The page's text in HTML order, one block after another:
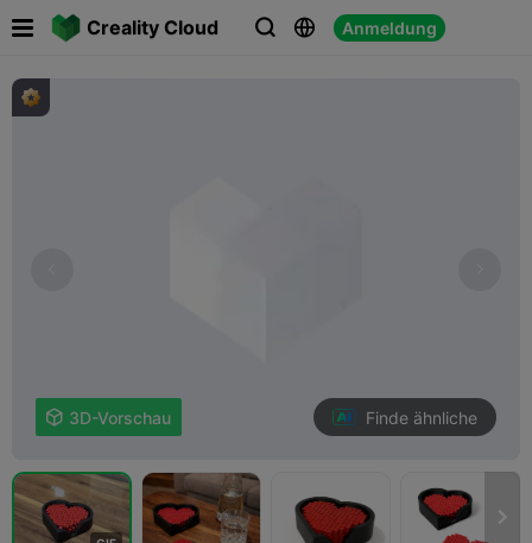
Creality Cloud   Anmeldung
 3D-Vorschau Finde ähnliche
